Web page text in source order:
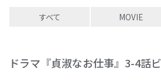
すべて MOVIE
ドラマ『貞淑なお仕事』3-4話